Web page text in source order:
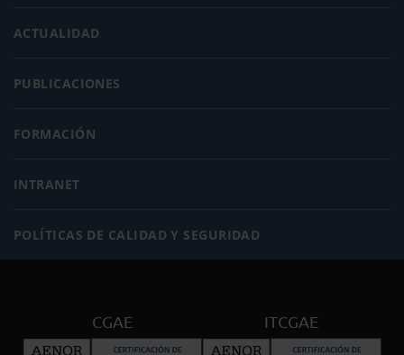
ACTUALIDAD
PUBLICACIONES
FORMACIÓN
INTRANET
POLÍTICAS DE CALIDAD Y SEGURIDAD
CGAE ITCGAE